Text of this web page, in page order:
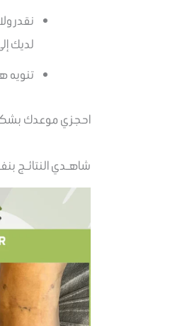
لديك
تنويه
احجزي موعدك بشكل
شاهـدي النتائـج